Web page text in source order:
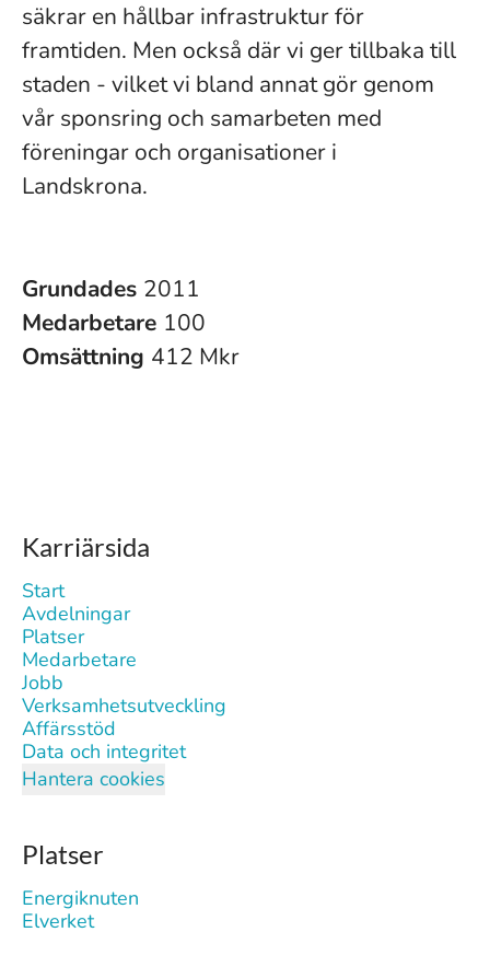
säkrar en hållbar infrastruktur för
framtiden. Men också där vi ger tillbaka till
staden - vilket vi bland annat gör genom
vår sponsring och samarbeten med
föreningar och organisationer i
Landskrona.
Grundades 2011
Medarbetare 100
Omsättning 412 Mkr
Karriärsida
Start
Avdelningar
Platser
Medarbetare
Jobb
Verksamhetsutveckling
Affärsstöd
Data och integritet
Hantera cookies
Platser
Energiknuten
Elverket